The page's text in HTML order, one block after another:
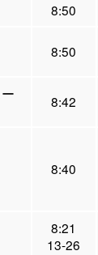
8:50
8:50
8:42
8:40
8:21
13-26